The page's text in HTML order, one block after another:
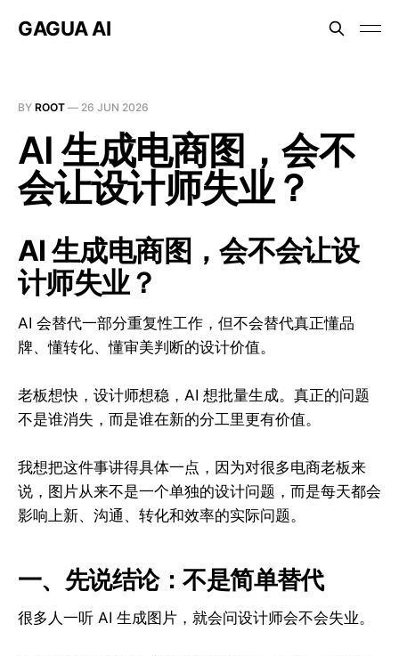
GAGUA AI
BY ROOT — 26 JUN 2026
AI 生成电商图，会不
会让设计师失业？
AI 生成电商图，会不会让设
计师失业？
AI 会替代一部分重复性工作，但不会替代真正懂品
牌、懂转化、懂审美判断的设计价值。
老板想快，设计师想稳，AI 想批量生成。真正的问题
不是谁消失，而是谁在新的分工里更有价值。
我想把这件事讲得具体一点，因为对很多电商老板来
说，图片从来不是一个单独的设计问题，而是每天都会
影响上新、沟通、转化和效率的实际问题。
一、先说结论：不是简单替代
很多人一听 AI 生成图片，就会问设计师会不会失业。